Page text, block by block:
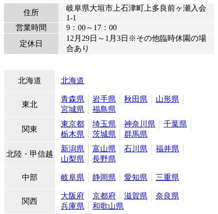
住所
岐阜県大垣市上石津町上多良前ヶ瀬入会
1-1
営業時間
9：00～17：00
定休日
12月29日～1月3日※その他臨時休園の場
合あり
北海道 北海道
東北
青森県 岩手県 秋田県
山形県
宮城県
福島県
関東
東京都 埼玉県 神奈川県
千葉県
栃木県
茨城県 群馬県
北陸・甲信越
新潟県 富山県 石川県
福井県
山梨県
長野県
中部 岐阜県 静岡県 愛知県 三重県
関西
大阪府 京都府 滋賀県
奈良県
兵庫県
和歌山県